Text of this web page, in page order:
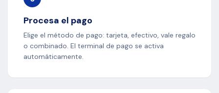
Procesa el pago
Elige el método de pago: tarjeta, efectivo, vale regalo
o combinado. El terminal de pago se activa
automáticamente.